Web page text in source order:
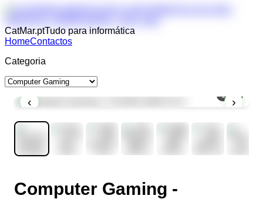
CatMar.ptTudo para informática
HomeContactos
Categoria
‹ ›
1/
Computer Gaming -